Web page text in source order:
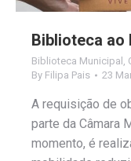
Biblioteca ao
Biblioteca Municipal
By Filipa Pais 23
A requisição de
parte da Câmara
momento, é